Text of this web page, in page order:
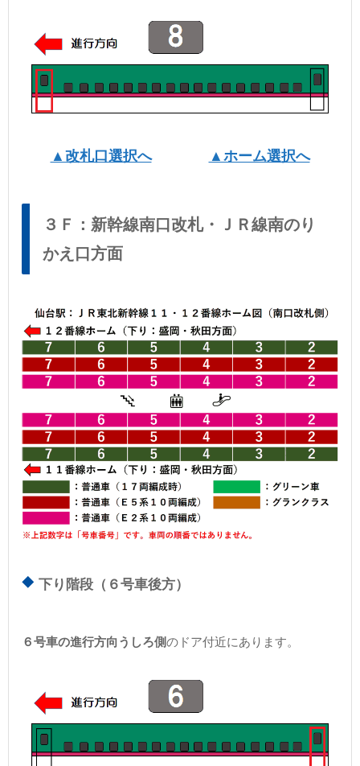
▲改札口選択へ ▲ホーム選択へ
３Ｆ：新幹線南口改札・ＪＲ線南のり
かえ口方面
下り階段（６号車後方）
６号車の進行方向うしろ側のドア付近にあります。